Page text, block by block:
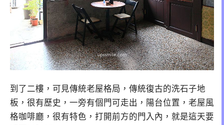
到了二樓，可見傳統老屋格局，傳統復古的洗石子地
板，很有歷史，一旁有個門可走出，陽台位置，老屋風
格咖啡廳，很有特色，打開前方的門入內，就是這天要